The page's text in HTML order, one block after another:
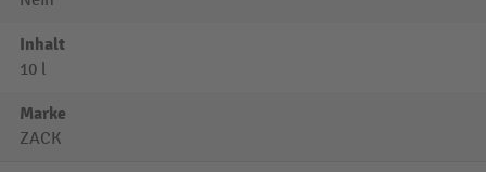
Inhalt
10 l
Marke
ZACK